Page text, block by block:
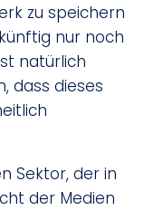
zu speichern
nur noch
natürlich
dass dieses
Sektor, der in
der Medien